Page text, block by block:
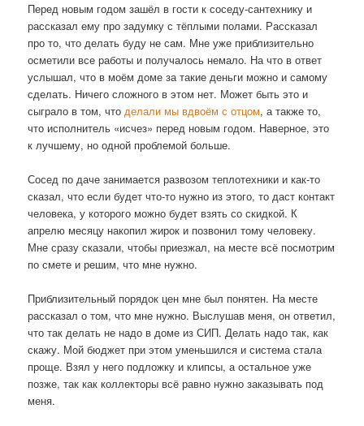
Перед новым годом зашёл в гости к соседу-сантехнику и
рассказал ему про задумку с тёплыми полами. Рассказал
про то, что делать буду не сам. Мне уже приблизительно
осметили все работы и получалось немало. На что в ответ
услышал, что в моём доме за такие деньги можно и самому
сделать. Ничего сложного в этом нет. Может быть это и
сыграло в том, чтоделали мы вдвоём с отцом, а также то,
что исполнитель «исчез» перед новым годом. Наверное, это
к лучшему, но одной проблемой больше.
Сосед по даче занимается развозом теплотехники и как-то
сказал, что если будет что-то нужно из этого, то даст контакт
человека, у которого можно будет взять со скидкой. К
апрелю месяцу накопил жирок и позвонил тому человеку.
Мне сразу сказали, чтобы приезжал, на месте всё посмотрим
по смете и решим, что мне нужно.
Приблизительный порядок цен мне был понятен. На месте
рассказал о том, что мне нужно. Выслушав меня, он ответил,
что так делать не надо в доме из СИП. Делать надо так, как
скажу. Мой бюджет при этом уменьшился и система стала
проще. Взял у него подложку и клипсы, а остальное уже
позже, так как коллекторы всё равно нужно заказывать под
меня.